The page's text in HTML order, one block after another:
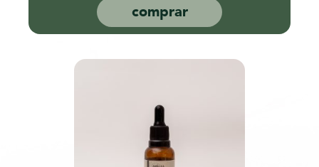
comprar